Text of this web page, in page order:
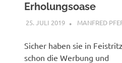
Erholungsoase
25. JULI 2019 MANFRED
Sicher haben sie in Feistritz
schon die Werbung und